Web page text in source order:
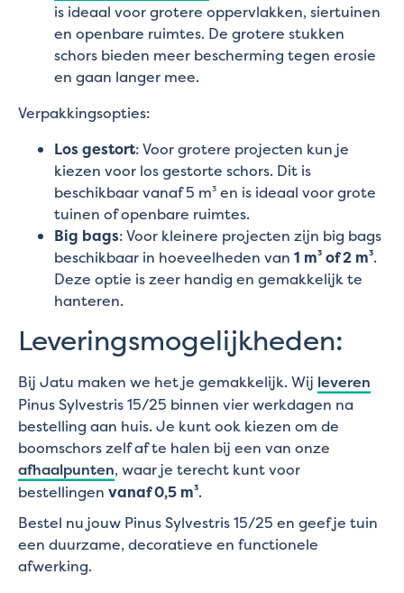
is ideaal voor grotere oppervlakken, siertuinen
en openbare ruimtes. De grotere stukken
schors bieden meer bescherming tegen erosie
en gaan langer mee.
Verpakkingsopties:
Los gestort: Voor grotere projecten kun je
kiezen voor los gestorte schors. Dit is
beschikbaar vanaf 5 m³ en is ideaal voor grote
tuinen of openbare ruimtes.
Big bags: Voor kleinere projecten zijn big bags
beschikbaar in hoeveelheden van 1 m³ of 2 m³.
Deze optie is zeer handig en gemakkelijk te
hanteren.
Leveringsmogelijkheden:
Bij Jatu maken we het je gemakkelijk. Wij leveren
Pinus Sylvestris 15/25 binnen vier werkdagen na
bestelling aan huis. Je kunt ook kiezen om de
boomschors zelf af te halen bij een van onze
afhaalpunten, waar je terecht kunt voor
bestellingen vanaf 0,5 m³.
Bestel nu jouw Pinus Sylvestris 15/25 en geef je tuin
een duurzame, decoratieve en functionele
afwerking.